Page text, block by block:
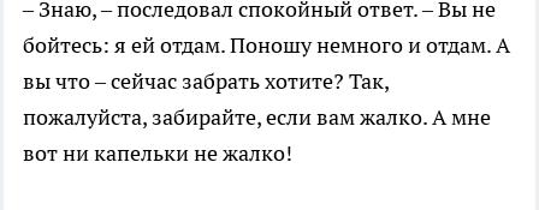
– Знаю, – последовал спокойный ответ. – Вы не
бойтесь: я ей отдам. Поношу немного и отдам. А
вы что – сейчас забрать хотите? Так,
пожалуйста, забирайте, если вам жалко. А мне
вот ни капельки не жалко!